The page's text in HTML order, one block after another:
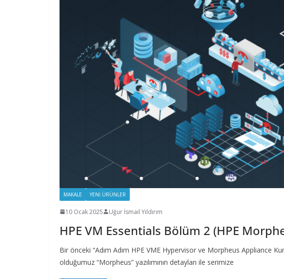
MAKALE YENI ÜRÜNLER
10 Ocak 2025 Uğur İsmail Yıldırım
HPE VM Essentials Bölüm 2 (HPE
Bir önceki “Adım Adım HPE VME Hypervisor ve Morpheus Appliance
olduğumuz “Morpheus” yazılımının detayları ile serimize